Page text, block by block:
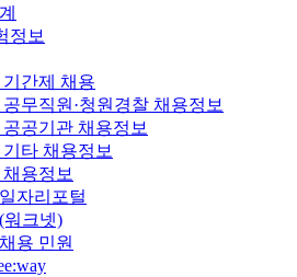
정보
간제 채용
무직원·청원경찰 채용정보
공기관 채용정보
타 채용정보
용정보
자리포털
워크넷)
용 민원